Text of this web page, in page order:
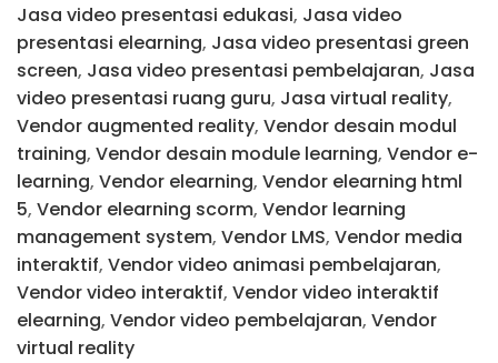
Jasa video presentasi edukasi, Jasa video
presentasi elearning, Jasa video presentasi green
screen, Jasa video presentasi pembelajaran, Jasa
video presentasi ruang guru, Jasa virtual reality,
Vendor augmented reality, Vendor desain modul
training, Vendor desain module learning, Vendor e-
learning, Vendor elearning, Vendor elearning html
5, Vendor elearning scorm, Vendor learning
management system, Vendor LMS, Vendor media
interaktif, Vendor video animasi pembelajaran,
Vendor video interaktif, Vendor video interaktif
elearning, Vendor video pembelajaran, Vendor
virtual reality